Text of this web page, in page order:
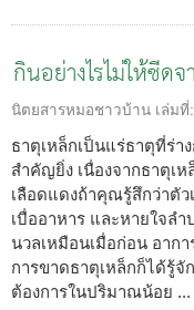
กินอย่างไรไม่ให้ซีด
นิตยสารหมอชาวบ้าน เล่มที่:
ธาตุเหล็กเป็นแร่ธาตุที่ร่
สำคัญยิ่ง เนื่องจากธาตุเ
เลือดแดงถ้าคุณรู้สึกว่าตัว
เบื่ออาหาร และหายใจล
นวลเหมือนเมื่อก่อน อาก
การขาดธาตุเหล็กก็ได้รู้จั
ต้องการในปริมาณน้อย ...